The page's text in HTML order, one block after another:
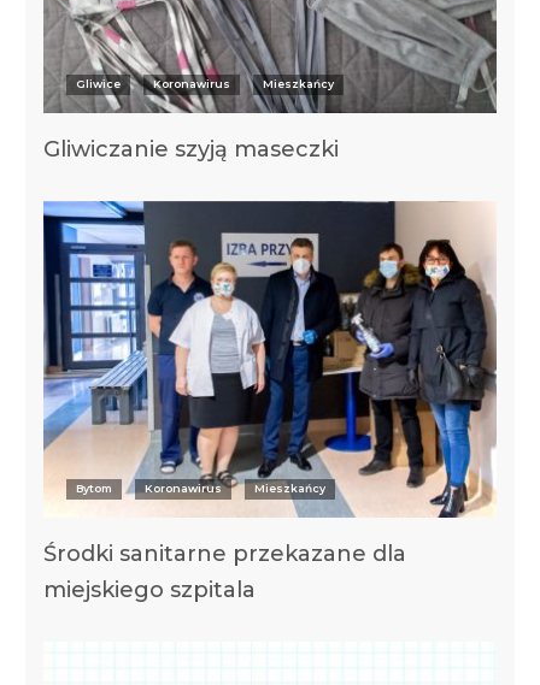
Gliwice Koronawirus Mieszkańcy
Gliwiczanie szyją maseczki
Bytom Koronawirus Mieszkańcy
Środki sanitarne przekazane dla
miejskiego szpitala